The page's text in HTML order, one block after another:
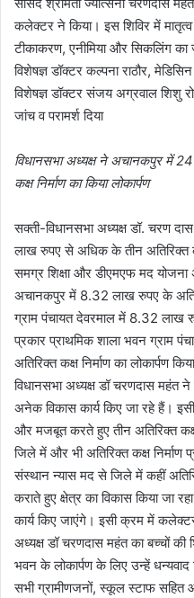
सांसद श्रीमती ज्योत्सना चरणदास
कलेक्टर ने किया। इस शिविर में मातृत्व
टीकाकरण, एनीमिया और सिकलिंग का
विशेषज्ञ डॉक्टर कल्पना राठौर,
विशेषज्ञ डॉक्टर संजय अग्रवाल शिशु
जांच व परामर्श दिया
विधानसभा अध्यक्ष ने अचानकपुर में
कक्ष निर्माण का किया लोकार्पण
सक्ती-विधानसभा अध्यक्ष डॉ. चरण
लाख रुपए से अधिक के तीन अतिरिक्त
समग्र शिक्षा और डीएमएफ मद योजना
अचानकपुर में 8.32 लाख रुपए के
ग्राम पंचायत देवरमाल में 8.32 लाख
प्रकार प्राथमिक शाला भवन ग्राम
अतिरिक्त कक्ष निर्माण का लोकार्पण
विधानसभा अध्यक्ष डॉ चरणदास महंत
अनेक विकास कार्य किए जा रहे हैं।
और मजबूत करते हुए तीन अतिरिक्त कक्ष
जिले में और भी अतिरिक्त कक्ष
संस्थान न्यास मद से जिले में कहीं
कराते हुए क्षेत्र का विकास किया जा
कार्य किए जाएंगे। इसी क्रम में कलेक्टर
अध्यक्ष डॉ चरणदास महंत का बच्चों की
भवन के लोकार्पण के लिए उन्हें
सभी ग्रामीणजनों, स्कूल स्टाफ